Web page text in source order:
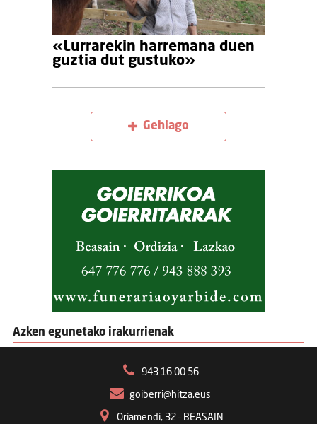
«Lurrarekin harremana duen
guztia dut gustuko»
Gehiago
Azken egunetako irakurrienak
943 16 00 56
goiberri@hitza.eus
Oriamendi, 32 – BEASAIN